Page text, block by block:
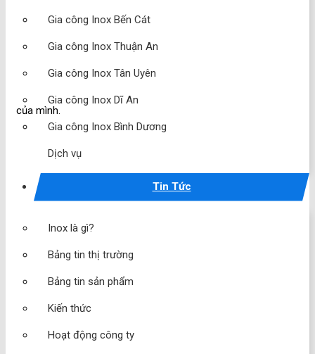
Gia công Inox Bến Cát
Gia công Inox Thuận An
Gia công Inox Tân Uyên
Gia công Inox Dĩ An
Gia công Inox Bình Dương
Dịch vụ
Tin Tức
Inox là gì?
Bảng tin thị trường
Bảng tin sản phẩm
Kiến thức
Hoạt động công ty
của mình.